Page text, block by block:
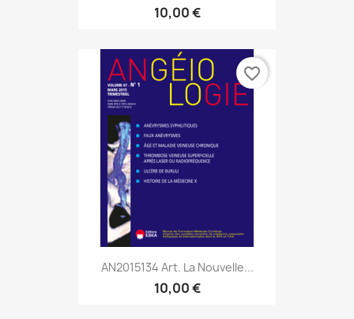
10,00 €
AN2015134 Art. La Nouvelle...
10,00 €
favorite_border